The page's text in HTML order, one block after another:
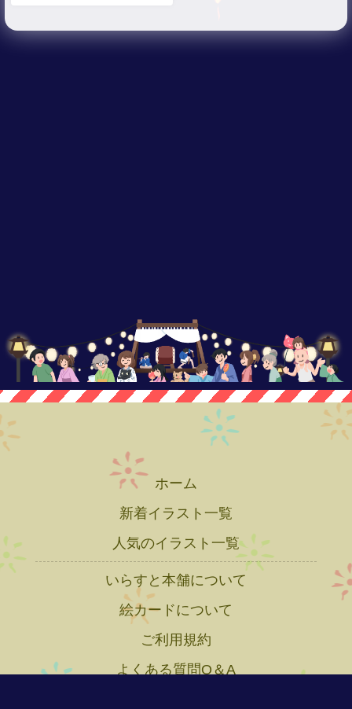
ホーム
新着イラスト一覧
人気のイラスト一覧
いらすと本舗について
絵カードについて
ご利用規約
よくある質問Q＆A